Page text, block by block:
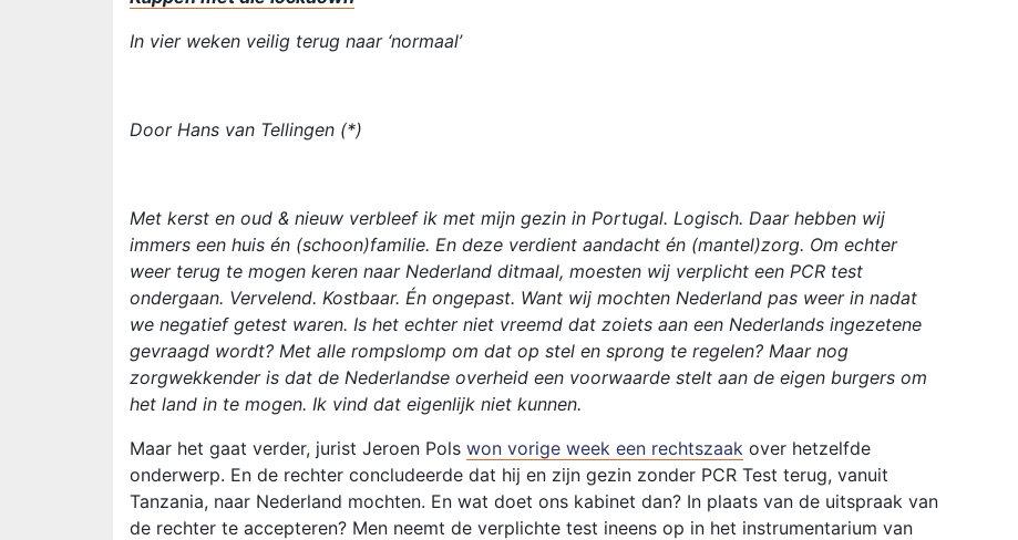
In vier weken veilig terug naar ‘normaal’
Door Hans van Tellingen (*)
Met kerst en oud & nieuw verbleef ik met mijn gezin in Portugal. Logisch. Daar hebben wij
immers een huis én (schoon)familie. En deze verdient aandacht én (mantel)zorg. Om echter
weer terug te mogen keren naar Nederland ditmaal, moesten wij verplicht een PCR test
ondergaan. Vervelend. Kostbaar. Én ongepast. Want wij mochten Nederland pas weer in nadat
we negatief getest waren. Is het echter niet vreemd dat zoiets aan een Nederlands ingezetene
gevraagd wordt? Met alle rompslomp om dat op stel en sprong te regelen? Maar nog
zorgwekkender is dat de Nederlandse overheid een voorwaarde stelt aan de eigen burgers om
het land in te mogen. Ik vind dat eigenlijk niet kunnen.
Maar het gaat verder, jurist Jeroen Pols won vorige week een rechtszaak over hetzelfde
onderwerp. En de rechter concludeerde dat hij en zijn gezin zonder PCR Test terug, vanuit
Tanzania, naar Nederland mochten. En wat doet ons kabinet dan? In plaats van de uitspraak van
de rechter te accepteren? Men neemt de verplichte test ineens op in het instrumentarium van